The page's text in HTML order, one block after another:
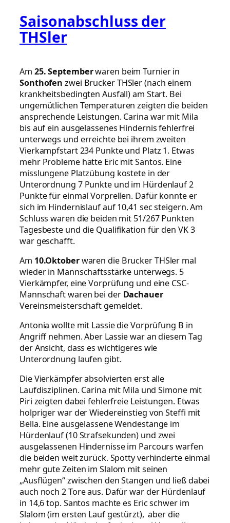
Saisonabschluss der
THSler
Am 25. Septemberwaren beim Turnier in
Sonthofen zwei Brucker THSler (nach einem
krankheitsbedingten Ausfall) am Start. Bei
ungemütlichen Temperaturen zeigten die beiden
ansprechende Leistungen. Carina war mit Mila
bis auf ein ausgelassenes Hindernis fehlerfrei
unterwegs und erreichte bei ihrem zweiten
Vierkampfstart 234 Punkte und Platz 1. Etwas
mehr Probleme hatte Eric mit Santos. Eine
misslungene Platzübung kostete in der
Unterordnung 7 Punkte und im Hürdenlauf 2
Punkte für einmal Vorprellen. Dafür konnte er
sich im Hindernislauf auf 10,41 sec steigern. Am
Schluss waren die beiden mit 51/267 Punkten
Tagesbeste und die Qualifikation für den VK 3
war geschafft.
Am 10.Oktoberwaren die Brucker THSler mal
wieder in Mannschaftsstärke unterwegs. 5
Vierkämpfer, eine Vorprüfung und eine CSC-
Mannschaft waren bei der Dachauer
Vereinsmeisterschaft gemeldet.
Antonia wollte mit Lassie die Vorprüfung B in
Angriff nehmen. Aber Lassie war an diesem Tag
der Ansicht, dass es wichtigeres wie
Unterordnung laufen gibt.
Die Vierkämpfer absolvierten erst alle
Laufdisziplinen. Carina mit Mila und Simone mit
Piri zeigten dabei fehlerfreie Leistungen. Etwas
holpriger war der Wiedereinstieg von Steffi mit
Bella. Eine ausgelassene Wendestange im
Hürdenlauf (10 Strafsekunden) und zwei
ausgelassenen Hindernisse im Parcours warfen
die beiden weit zurück. Spotty verhinderte einmal
mehr gute Zeiten im Slalom mit seinen
„Ausflügen“ zwischen den Stangen und ließ dabei
auch noch 2 Tore aus. Dafür war der Hürdenlauf
in 14,6 top. Santos machte es Eric schwer im
Slalom (im ersten Lauf gestürzt), aber die